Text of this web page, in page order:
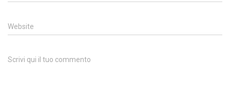
Website
Scrivi qui il tuo commento